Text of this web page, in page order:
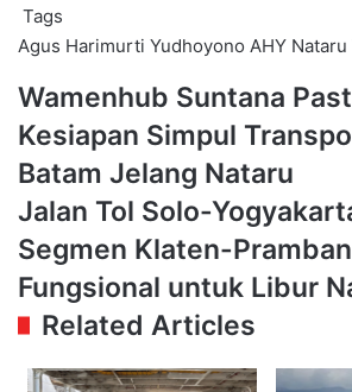
Tags
Agus Harimurti Yudhoyono AHY Nataru
Wamenhub
Suntana
Pastikan
Kesiapan
Simpul
Transportasi
di
Batam
Jelang
Nataru
Wamenhub Suntana
Kesiapan Simpul
Batam Jelang Nataru
Jalan
Tol
Solo-
Yogyakarta-
NYIA
Segmen
Prambanan
Jalan Tol Solo-
Segmen Klaten-
Fungsional untuk Libur
Related Articles